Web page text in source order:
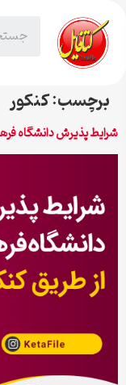
برچسب:کنکور
شرایط پذیرش دانشگاه